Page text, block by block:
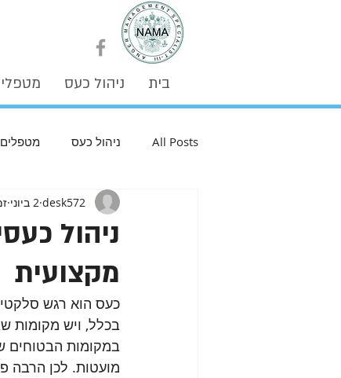
בית ניהול כעס
All Posts ניהול כעס מטפלים
ניהול
מקצועית
desk572 2 ביוני
כעס הוא רגש
בכלל, ויש מקומות
במקומות הבטוחים
מועטות. לכן הרבה